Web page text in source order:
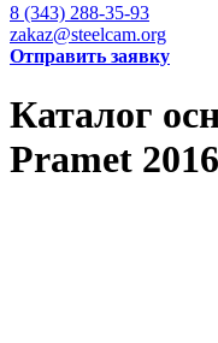
8 (343) 288-35-93
zakaz@steelcam.org
Отправить заявку
Каталог
Pramet